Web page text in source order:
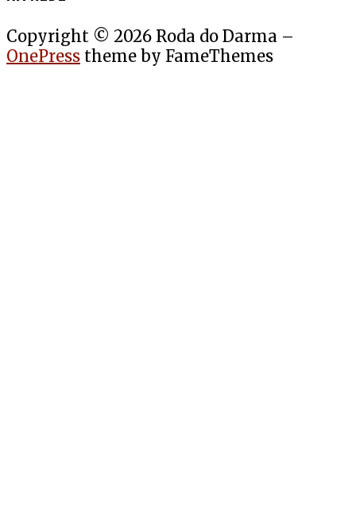
Copyright © 2026 Roda do Darma –
OnePress theme by FameThemes